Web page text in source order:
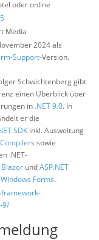
oder online
Media
2024 als
Support-Version.
Schwichtenberg gibt
einen Überblick über
in .NET 9.0. In
er die
SDK inkl. Ausweitung
Compilers sowie
.NET-
Blazor undASP.NET
Windows Forms.
9/